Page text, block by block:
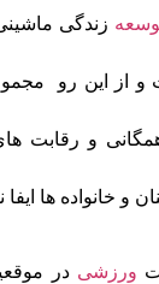
زندگی
از این رو
و رقابت
خانواده ها ایفا
ورزشی